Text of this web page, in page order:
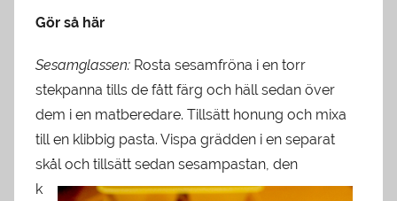
Gör så här
Sesamglassen: Rosta sesamfröna i en torr
stekpanna tills de fått färg och häll sedan över
dem i en matberedare. Tillsätt honung och mixa
till en klibbig pasta. Vispa grädden i en separat
skål och tillsätt sedan sesampastan, den
k